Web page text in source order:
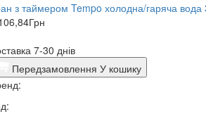
з таймером Tempo холодна/гаряча вода
Грн
7-30 днів
Передзамовлення У кошику